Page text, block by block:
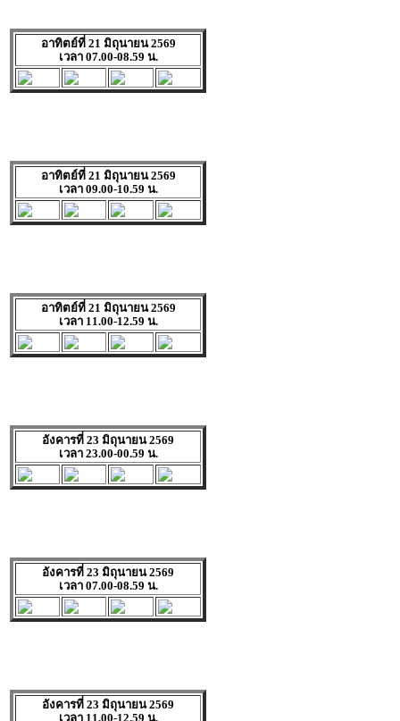
อาทิตย์ที่ 21 มิถุนายน 2569
เวลา 07.00-08.59 น.
อาทิตย์ที่ 21 มิถุนายน 2569
เวลา 09.00-10.59 น.
อาทิตย์ที่ 21 มิถุนายน 2569
เวลา 11.00-12.59 น.
อังคารที่ 23 มิถุนายน 2569
เวลา 23.00-00.59 น.
อังคารที่ 23 มิถุนายน 2569
เวลา 07.00-08.59 น.
อังคารที่ 23 มิถุนายน 2569
เวลา 11.00-12.59 น.